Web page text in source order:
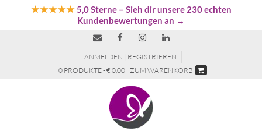
★★★★★5,0 Sterne– Sieh dir unsere 230 echten
Kundenbewertungen an →
ANMELDEN | REGISTRIEREN
0 PRODUKTE - € 0,00 ZUM WARENKORB